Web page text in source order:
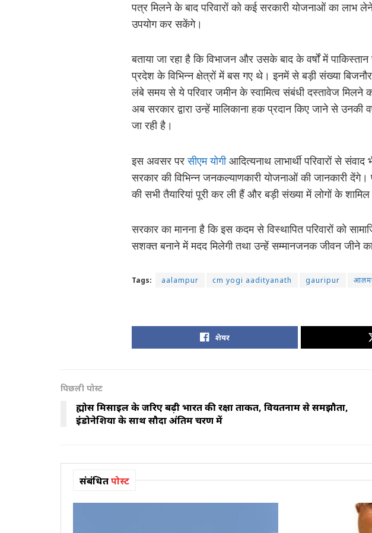
पत्र मिलने के बाद परिवारों को कई सरकारी योजनाओं का लाभ
उपयोग कर सकेंगे।
बताया जा रहा है कि विभाजन और उसके बाद के वर्षों में
प्रदेश के विभिन्न क्षेत्रों में बस गए थे। इनमें से बड़ी संख्या
लंबे समय से ये परिवार जमीन के स्वामित्व संबंधी दस्तावेज मिलने
अब सरकार द्वारा उन्हें मालिकाना हक प्रदान किए जाने से उनकी
जा रही है।
इस अवसर परसीएम योगीआदित्यनाथ लाभार्थी परिवारों से
सरकार की विभिन्न जनकल्याणकारी योजनाओं की जानकारी
की सभी तैयारियां पूरी कर ली हैं और बड़ी संख्या में लोगों के
सरकार का मानना है कि इस कदम से विस्थापित परिवारों को
सशक्त बनाने में मदद मिलेगी तथा उन्हें सम्मानजनक जीवन जीने
Tags: aalampur cm yogi aadityanath gauripur
शेयर
पिछली पोस्ट
ब्रह्मोस मिसाइल के जरिए बढ़ी भारत की रक्षा ताकत, वियतनाम से समझौता,
इंडोनेशिया के साथ सौदा अंतिम चरण में
संबंधितपोस्ट